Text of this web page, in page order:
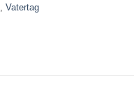
Vatertag